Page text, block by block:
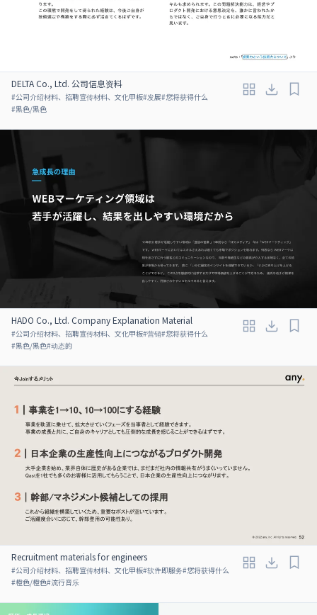
DELTA Co., Ltd. 公司信息资料
#公司介绍材料、招聘宣传材料、文化甲板#发展#您将获得什么
#黑色/黑色
HADO Co., Ltd. Company Explanation Material
#公司介绍材料、招聘宣传材料、文化甲板#营销#您将获得什么
#黑色/黑色#动态的
Recruitment materials for engineers
#公司介绍材料、招聘宣传材料、文化甲板#软件即服务#您将获得什么
#橙色/橙色#流行音乐